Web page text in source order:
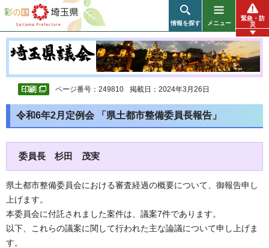
彩の国 埼玉県
情報を探す メニュー
緊急・防
災
ページ番号：249810 掲載日：2024年3月26日
令和6年2月定例会 「県土都市整備委員長報告」
委員長 杉田 茂実
県土都市整備委員会における審査経過の概要について、御報告申し
上げます。
本委員会に付託されました案件は、議案7件であります。
以下、これらの議案に関して行われた主な論議について申し上げま
す。